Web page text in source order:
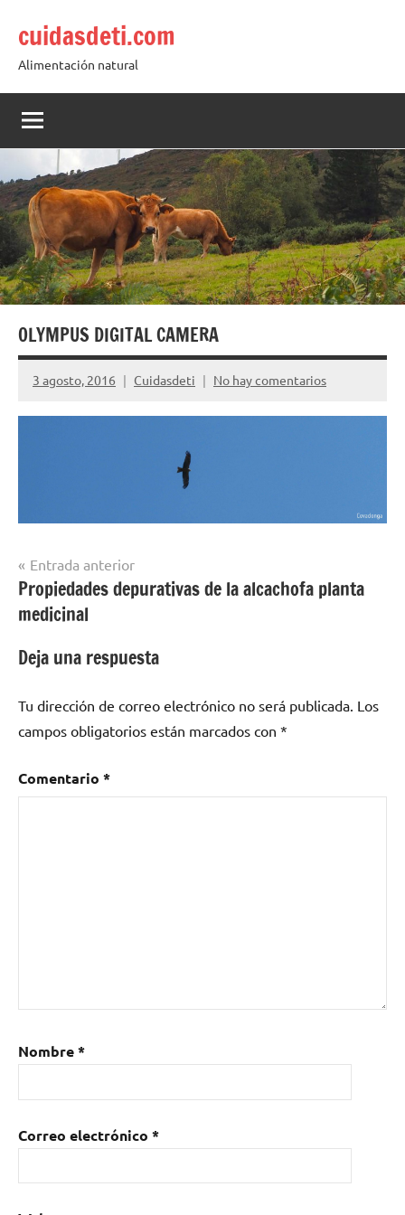
contenido
cuidasdeti.com
Alimentación natural
OLYMPUS DIGITAL CAMERA
3 agosto, 2016 Cuidasdeti No hay comentarios
Navegación
de
entradas
Entrada anterior
Propiedades depurativas de la alcachofa planta
medicinal
Deja una respuesta
Tu dirección de correo electrónico no será publicada. Los
campos obligatorios están marcados con *
Comentario *
Nombre*
Correo electrónico *